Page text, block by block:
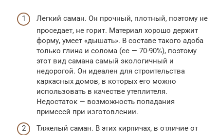
Легкий саман. Он прочный, плотный, поэтому не
проседает, не горит. Материал хорошо держит
форму, умеет «дышать». В составе такого адоба
только глина и солома (ее — 70-90%), поэтому
этот вид самана самый экологичный и
недорогой. Он идеален для строительства
каркасных домов, в которых его можно
использовать в качестве утеплителя.
Недостаток — возможность попадания
примесей при изготовлении.
Тяжелый саман. В этих кирпичах, в отличие от